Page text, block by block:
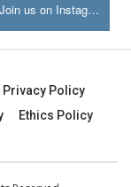
Join us on Instagram
Privacy Policy
Ethics Policy